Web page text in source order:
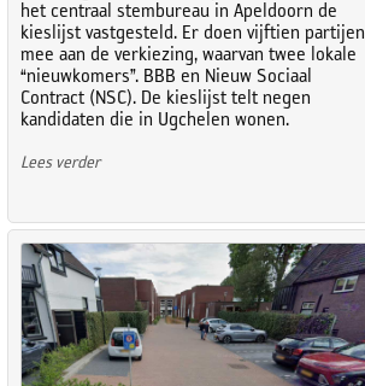
het centraal stembureau in Apeldoorn de
kieslijst vastgesteld. Er doen vijftien partijen
mee aan de verkiezing, waarvan twee lokale
“nieuwkomers”. BBB en Nieuw Sociaal
Contract (NSC). De kieslijst telt negen
kandidaten die in Ugchelen wonen.
Lees verder